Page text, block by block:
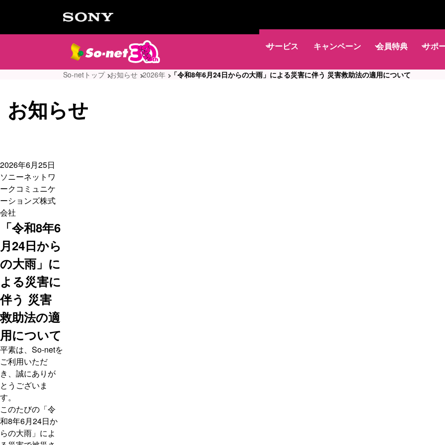
サービス キャンペーン 会員特典 サポ
So-netトップ お知らせ 2026年 「令和8年6月24日からの大雨」による災害に伴う 災害救助法の適用について
お知らせ
2026年6月25日
ソニーネットワ
ークコミュニケ
ーションズ株式
会社
「令和8年6
月24日から
の大雨」に
よる災害に
伴う 災害
救助法の適
用について
平素は、So-netを
ご利用いただ
き、誠にありが
とうございま
す。
このたびの「令
和8年6月24日か
らの大雨」によ